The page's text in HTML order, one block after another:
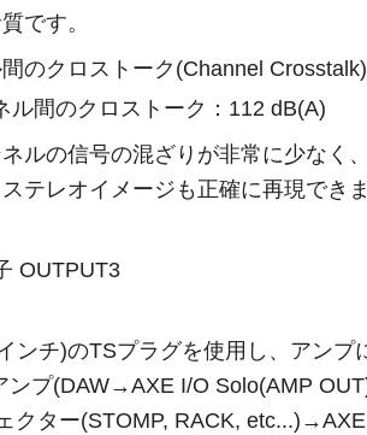
です。
のクロストーク(Channel Crosstalk)
ル間のクロストーク：112 dB(A)
ルの信号の混ざりが非常に少なく
テレオイメージも正確に再現でき
OUTPUT3
ンチ)のTSプラグを使用し、アンプ
ンプ(DAW→AXE I/O Solo(AMP
クター(STOMP, RACK,